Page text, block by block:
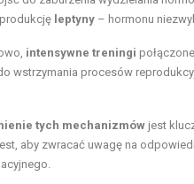
leptyny – hormonu
intensywne treningi
wstrzymania procesów
tych mechanizmów jest
aby zwracać uwagę na